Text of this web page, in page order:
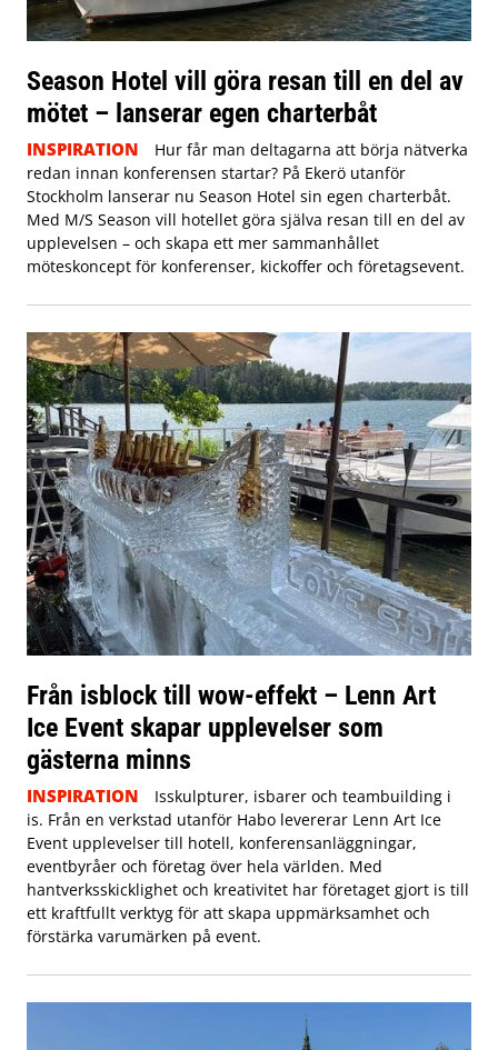
Season Hotel vill göra resan till en del av
mötet – lanserar egen charterbåt
INSPIRATION
Hur får man deltagarna att börja nätverka
redan innan konferensen startar? På Ekerö utanför
Stockholm lanserar nu Season Hotel sin egen charterbåt.
Med M/S Season vill hotellet göra själva resan till en del av
upplevelsen – och skapa ett mer sammanhållet
möteskoncept för konferenser, kickoffer och företagsevent.
Från isblock till wow-effekt – Lenn Art
Ice Event skapar upplevelser som
gästerna minns
INSPIRATION
Isskulpturer, isbarer och teambuilding i
is. Från en verkstad utanför Habo levererar Lenn Art Ice
Event upplevelser till hotell, konferensanläggningar,
eventbyråer och företag över hela världen. Med
hantverksskicklighet och kreativitet har företaget gjort is till
ett kraftfullt verktyg för att skapa uppmärksamhet och
förstärka varumärken på event.